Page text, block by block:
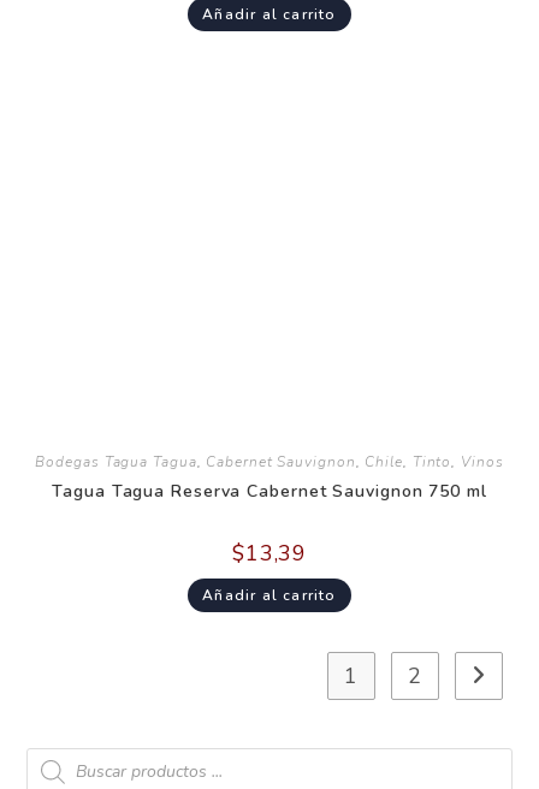
Añadir al carrito
Bodegas Tagua Tagua, Cabernet Sauvignon, Chile, Tinto, Vinos
Tagua Tagua Reserva Cabernet Sauvignon 750 ml
$13,39
Añadir al carrito
1 2